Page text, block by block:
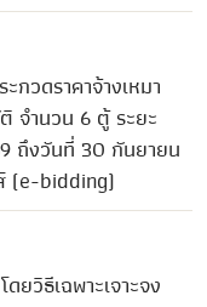
กวดราคาจ้างเหมา
จำนวน 6 ตู้ ระยะ
ถึงวันที่ 30 กันยายน
(e-bidding)
ยวิธีเฉพาะเจาะจง